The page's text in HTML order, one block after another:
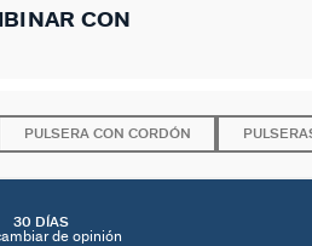
CON
PULSERA CON CORDÓN
30 DÍAS
de opinión